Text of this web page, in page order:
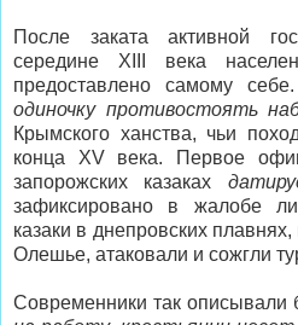
После заката активной
середине XIII века
предоставлено самому
одиночку противостоять
Крымского ханства, чьи
конца XV века. Первое
запорожских казаках
зафиксировано в жалобе
казаки в днепровских
Олешье, атаковали и сожгли
Современники так описывали